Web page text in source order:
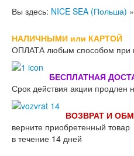
Вы здесь: NICE SEA (Польша) »
НАЛИЧНЫМИ или КАРТОЙ
ОПЛАТА любым способом при
БЕСПЛАТНАЯ
Срок действия акции продлен
ВОЗВРАТ И
верните приобретенный товар
в течение 14 дней